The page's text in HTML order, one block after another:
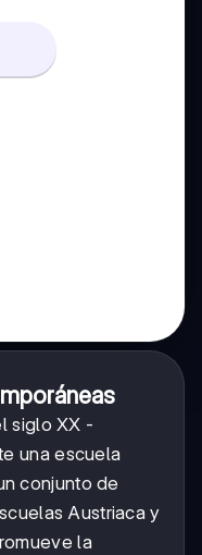
siglo XX -
una escuela
conjunto de
Austriaca y
la